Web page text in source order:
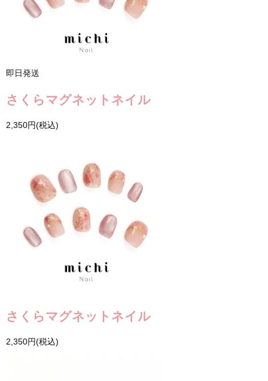
即日発送
さくらマグネットネイル
2,350円(税込)
さくらマグネットネイル
2,350円(税込)